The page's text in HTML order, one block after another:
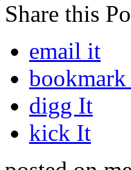
Share this
email it
digg It
kick It